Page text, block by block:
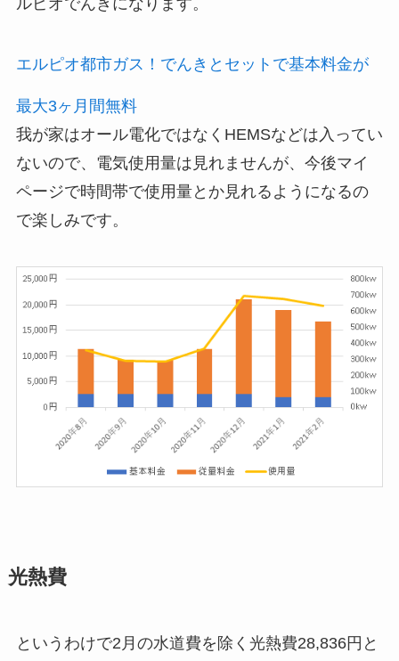
ルピオでんきになります。
エルピオ都市ガス！でんきとセットで基本料金が
最大3ヶ月間無料
我が家はオール電化ではなくHEMSなどは入ってい
ないので、電気使用量は見れませんが、今後マイ
ページで時間帯で使用量とか見れるようになるの
で楽しみです。
光熱費
というわけで2月の水道費を除く光熱費28,836円と